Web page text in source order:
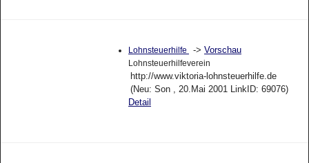
Lohnsteuerhilfe -> Vorschau
Lohnsteuerhilfeverein
http://www.viktoria-lohnsteuerhilfe.de
(Neu: Son , 20.Mai 2001 LinkID: 69076)
Detail